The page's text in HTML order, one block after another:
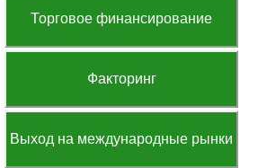
Торговое финансирование
Факторинг
Выход на международные рынки